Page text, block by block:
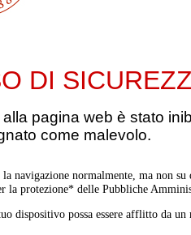
DI
pagina web è stato
come malevolo.
navigazione normalmente, ma non
la protezione* delle Pubbliche
dispositivo possa essere afflitto da